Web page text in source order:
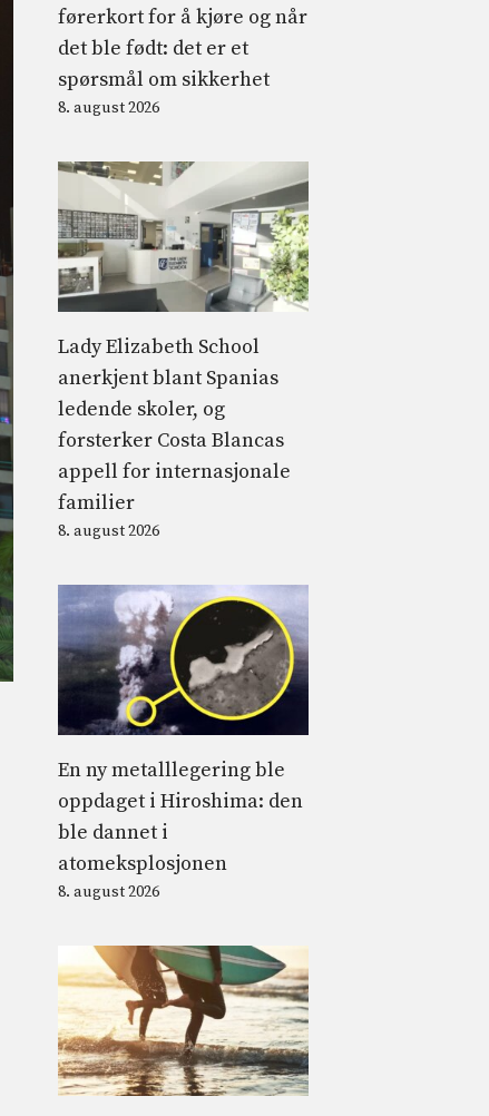
førerkort for å kjøre og når
det ble født: det er et
spørsmål om sikkerhet
8. august 2026
Lady Elizabeth School
anerkjent blant Spanias
ledende skoler, og
forsterker Costa Blancas
appell for internasjonale
familier
8. august 2026
En ny metalllegering ble
oppdaget i Hiroshima: den
ble dannet i
atomeksplosjonen
8. august 2026